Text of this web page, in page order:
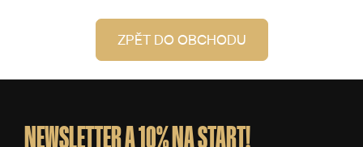
ZPĚT DO OBCHODU
NEWSLETTER A 10% NA START!